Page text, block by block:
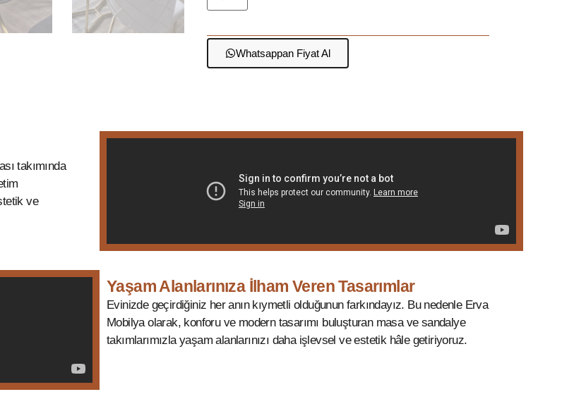
Whatsappan Fiyat Al
takımında
ve
Yaşam Alanlarınıza İlham Veren Tasarımlar
Evinizde geçirdiğiniz her anın kıymetli olduğunun farkındayız. Bu nedenle Erva
Mobilya olarak, konforu ve modern tasarımı buluşturan masa ve sandalye
takımlarımızla yaşam alanlarınızı daha işlevsel ve estetik hâle getiriyoruz.